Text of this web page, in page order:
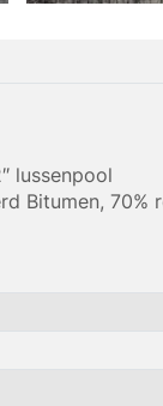
lussenpool
Bitumen, 70%